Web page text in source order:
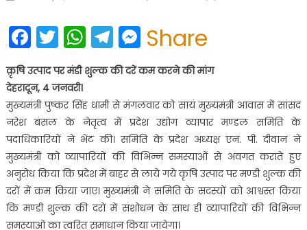
Facebook
Twitter
WhatsApp
Telegram
Messenger
Share
क़ृषि उत्पाद पर मंडी शुल्क की दरें कम करने की मांग
देहरादून, 4 जनवरी।
मुख्यमंत्री पुष्कर सिंह धामी से मंगलवार को सायं मुख्यमंत्री आवास में सांसद
नरेश बंसल के नेतृत्व में प्रदेश उद्योग व्यापार मण्डल समिति के
पदाधिकारियों ने भेंट की। समिति के प्रदेश अध्यक्ष एन. पी. दीवान ने
मुख्यमंत्री को व्यापारियों की विभिन्न समस्याओं से अवगत कराते हुए
अनुरोध किया कि प्रदेश में बाहर से लाये गये कृषि उत्पाद पर मण्डी शुल्क की
दरों में कम किया जाए। मुख्यमंत्री ने समिति के सदस्यों को आश्वस्त किया
कि मण्डी शुल्क की दरों में संशोधन के साथ ही व्यापारियों की विभिन्न
समस्याओं का त्वरित समाधान किया जायेगा।